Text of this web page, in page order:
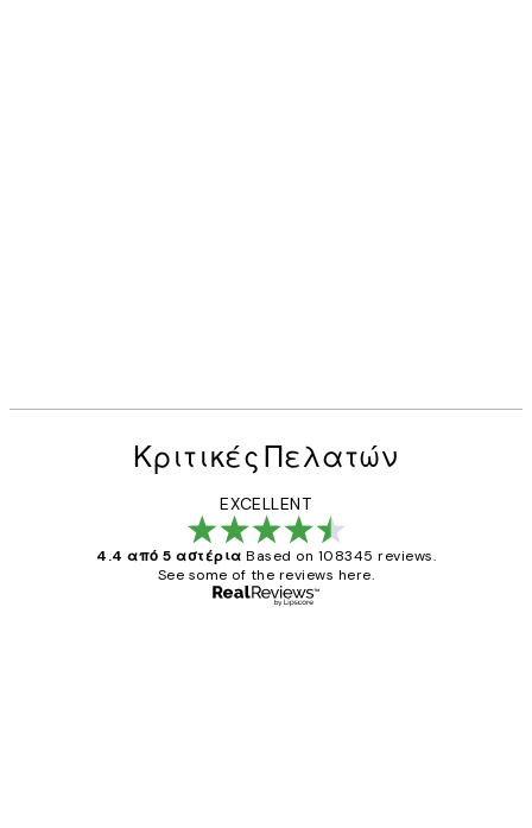
Κριτικές Πελατών
EXCELLENT
4.4 από 5 αστέρια Based on 108345 reviews.
See some of the reviews here.